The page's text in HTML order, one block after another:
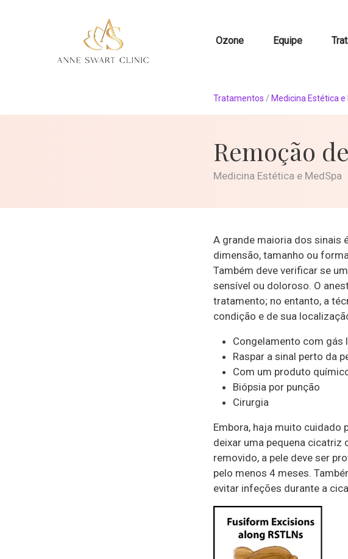
Ozone Equipe
Tratamentos / Medicina Estética e
Remoção
Medicina Estética e MedSpa
A grande maioria dos sinais
dimensão, tamanho ou
Também deve verificar se
sensível ou doloroso. O
tratamento; no entanto, a
condição e de sua
Congelamento com gás
Raspar a sinal perto da
Com um produto
Biópsia por punção
Cirurgia
Embora, haja muito cuidado
deixar uma pequena cicatriz
removido, a pele deve ser
pelo menos 4 meses.
evitar infeções durante a